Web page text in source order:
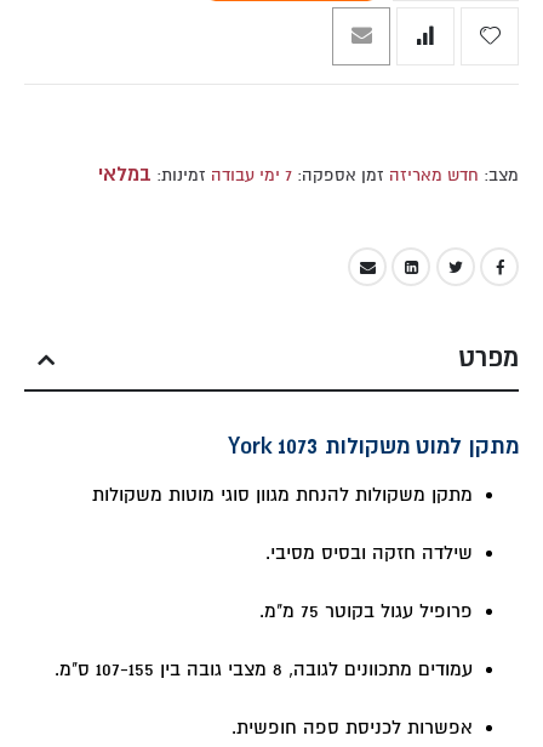
מצב: חדש מאריזה זמן אספקה: 7 ימי עבודה זמינות: במלאי
מפרט
מתקן למוט משקולות York 1073
מתקן משקולות להנחת מגוון סוגי מוטות משקולות
שילדה חזקה ובסיס מסיבי.
פרופיל עגול בקוטר 75 מ"מ.
עמודים מתכוונים לגובה, 8 מצבי גובה בין 107-155 ס"מ.
אפשרות לכניסת ספה חופשית.